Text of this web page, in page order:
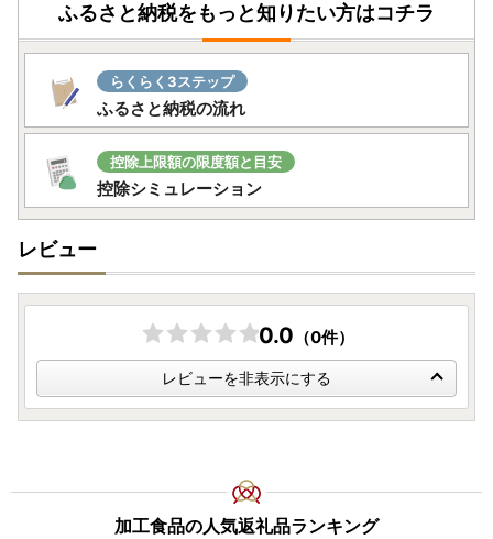
ふるさと納税をもっと知りたい方はコチラ
らくらく3ステップ
ふるさと納税の流れ
控除上限額の限度額と目安
控除シミュレーション
レビュー
0.0 （0件）
レビューを非表示にする
加工食品の人気返礼品ランキング